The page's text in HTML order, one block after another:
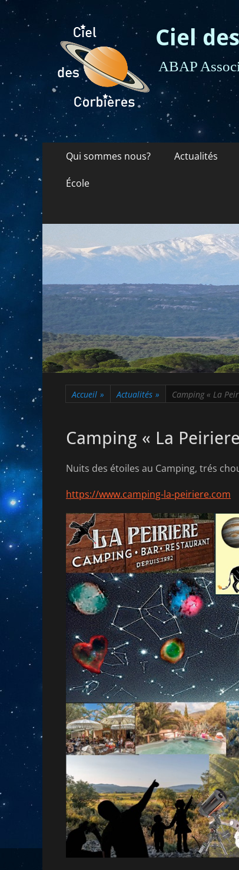
Ciel
ABAP
Menu
principal
contenu
Qui sommes nous? Actualités
École
Accueil » Actualités » Camping « La
Camping « La
Nuits des étoiles au Camping, trés
https://www.camping-la-peiriere.com